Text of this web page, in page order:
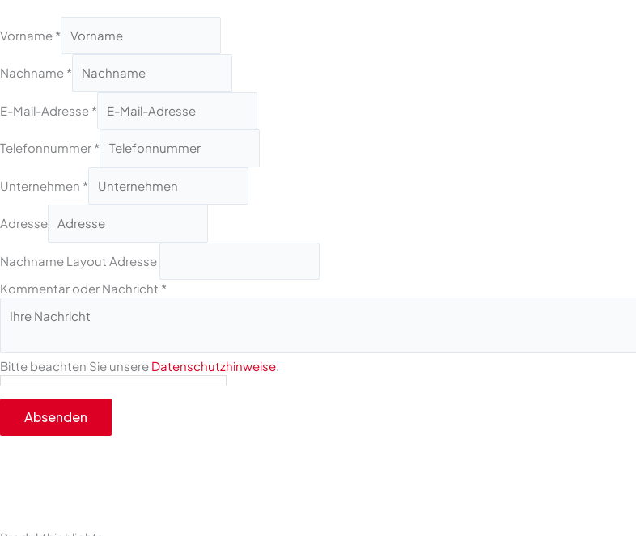
Vorname *
Nachname *
E-Mail-Adresse *
Telefonnummer *
Unternehmen *
Adresse
Nachname Layout Adresse
Kommentar oder Nachricht *
Bitte beachten Sie unsere Datenschutzhinweise
Absenden